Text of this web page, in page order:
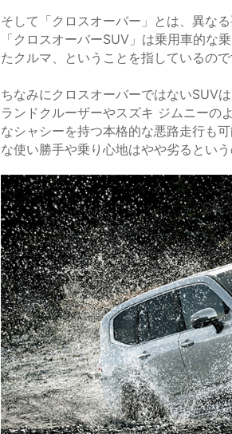
そして「クロスオーバー」とは、異な
「クロスオーバーSUV」は乗用車的な
たクルマ、ということを指しているの
ちなみにクロスオーバーではないSUV
ランドクルーザーやスズキ ジムニーの
なシャシーを持つ本格的な悪路走行も
な使い勝手や乗り心地はやや劣るとい